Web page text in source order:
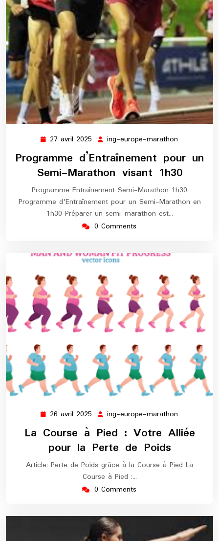
27 avril 2025 27
avril
2025
ing-europe-marathon
marathon
Programme d’Entraînement pour un
Semi-Marathon visant 1h30
Programme Entraînement Semi-Marathon 1h30
Programme d'Entraînement pour un Semi-Marathon en
1h30 Préparer un semi-marathon est…
0 Comments
26 avril 2025 26
avril
2025
ing-europe-marathon
europe-
marathon
La Course à Pied : Votre Alliée
pour la Perte de Poids
Article: Perte de Poids grâce à la Course à Pied La
Course à Pied :…
0 Comments